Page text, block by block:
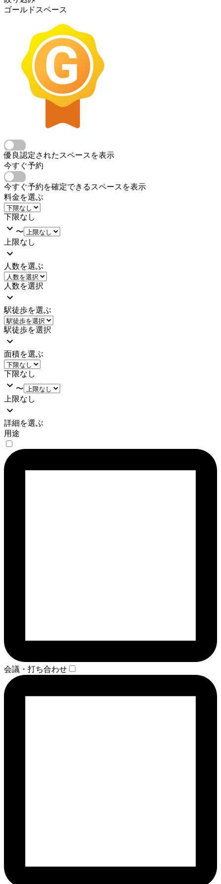
ゴールドスペース
優良認定されたスペースを表示
今すぐ予約
今すぐ予約を確定できるスペースを表示
料金を選ぶ
下限なし
〜
上限なし
人数を選ぶ
人数を選択
駅徒歩を選ぶ
駅徒歩を選択
面積を選ぶ
下限なし
〜
上限なし
詳細を選ぶ
用途
会議・打ち合わせ